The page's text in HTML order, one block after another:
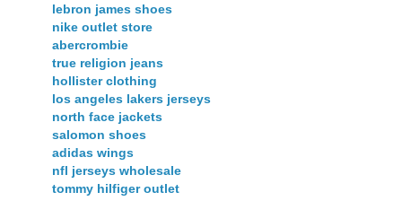
lebron james shoes
nike outlet store
abercrombie
true religion jeans
hollister clothing
los angeles lakers jerseys
north face jackets
salomon shoes
adidas wings
nfl jerseys wholesale
tommy hilfiger outlet